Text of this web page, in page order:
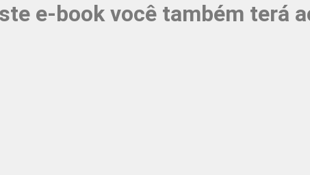
e-book você também terá